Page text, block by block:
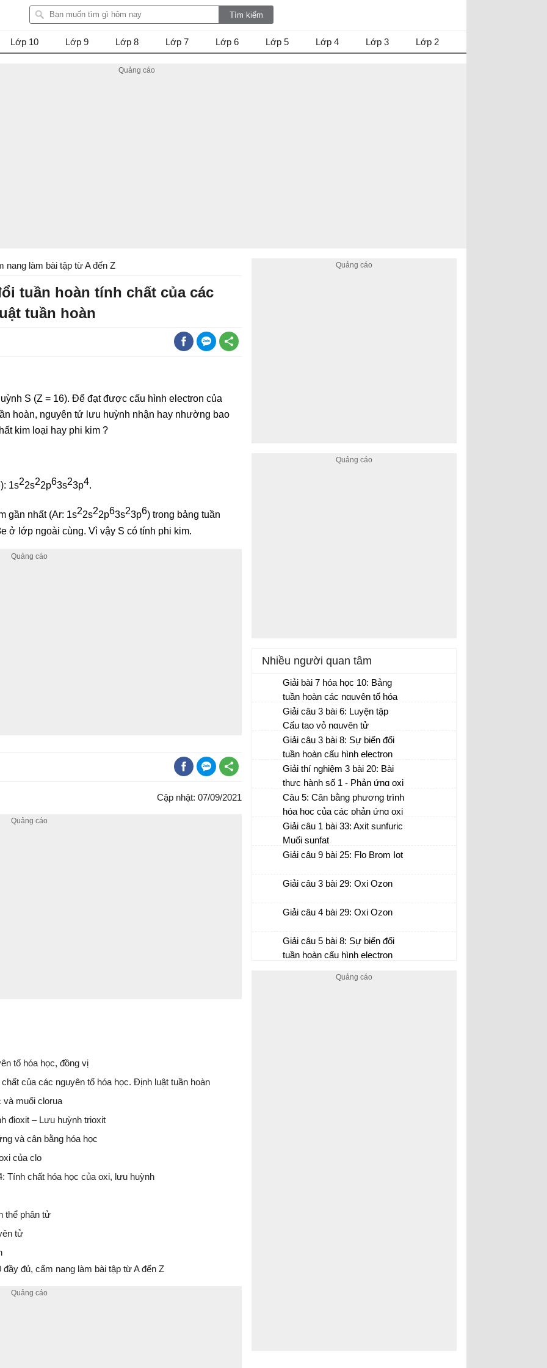
Lớp 10 Lớp 9 Lớp 8 Lớp 7 Lớp 6 Lớp 5 Lớp 4 Lớp 3 Lớp 2
nang làm bài tập từ A đến Z
tuần hoàn tính chất của các
tuần hoàn
S (Z = 16). Để đạt được cấu hình electron của
hoàn, nguyên tử lưu huỳnh nhận hay nhường bao
kim loại hay phi kim ?
1s22s22p63s23p4.
gần nhất (Ar: 1s22s22p63s23p6) trong bảng tuần
ở lớp ngoài cùng. Vì vậy S có tính phi kim.
Cập nhật: 07/09/2021
tố hóa học, đồng vị
của các nguyên tố hóa học. Định luật tuần hoàn
và muối clorua
đioxit – Lưu huỳnh trioxit
và cân bằng hóa học
của clo
Tính chất hóa học của oxi, lưu huỳnh
thể phân tử
tử
đủ, cẩm nang làm bài tập từ A đến Z
Nhiều người quan tâm
Giải bài 7 hóa học 10: Bảng
tuần hoàn các nguyên tố hóa
học
Giải câu 3 bài 6: Luyện tập
Cấu tạo vỏ nguyên tử
Giải câu 3 bài 8: Sự biến đổi
tuần hoàn cấu hình electron
nguyên tử của các nguyên tố
hóa học
Giải thí nghiệm 3 bài 20: Bài
thực hành số 1 - Phản ứng oxi
hóa khử
Câu 5: Cân bằng phương trình
hóa học của các phản ứng oxi
hóa – khử sau bằng các
phương pháp thăng bằng
electron
Giải câu 1 bài 33: Axit sunfuric
Muối sunfat
Giải câu 9 bài 25: Flo Brom Iot
Giải câu 3 bài 29: Oxi Ozon
Giải câu 4 bài 29: Oxi Ozon
Giải câu 5 bài 8: Sự biến đổi
tuần hoàn cấu hình electron